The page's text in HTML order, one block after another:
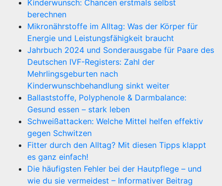
Kinderwunsch: Chancen erstmals selbst
berechnen
Mikronährstoffe im Alltag: Was der Körper für
Energie und Leistungsfähigkeit braucht
Jahrbuch 2024 und Sonderausgabe für Paare des
Deutschen IVF-Registers: Zahl der
Mehrlingsgeburten nach
Kinderwunschbehandlung sinkt weiter
Ballaststoffe, Polyphenole & Darmbalance:
Gesund essen – stark leben
Schweißattacken: Welche Mittel helfen effektiv
gegen Schwitzen
Fitter durch den Alltag? Mit diesen Tipps klappt
es ganz einfach!
Die häufigsten Fehler bei der Hautpflege – und
wie du sie vermeidest – Informativer Beitrag